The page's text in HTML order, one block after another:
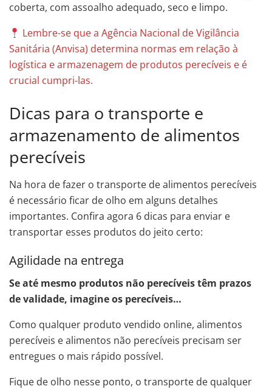
coberta, com assoalho adequado, seco e limpo.
Lembre-se que a Agência Nacional de Vigilância
Sanitária (Anvisa) determina normas em relação à
logística e armazenagem de produtos perecíveis e é
crucial cumpri-las.
Dicas para o transporte e
armazenamento de alimentos
perecíveis
Na hora de fazer o transporte de alimentos perecíveis
é necessário ficar de olho em alguns detalhes
importantes. Confira agora 6 dicas para enviar e
transportar esses produtos do jeito certo:
Agilidade na entrega
Se até mesmo produtos não perecíveis têm prazos
de validade, imagine os perecíveis…
Como qualquer produto vendido online, alimentos
perecíveis e alimentos não perecíveis precisam ser
entregues o mais rápido possível.
Fique de olho nesse ponto, o transporte de qualquer